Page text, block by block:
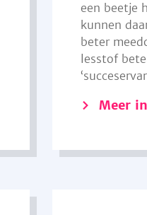
een beetje
kunnen
beter
lesstof
Meer